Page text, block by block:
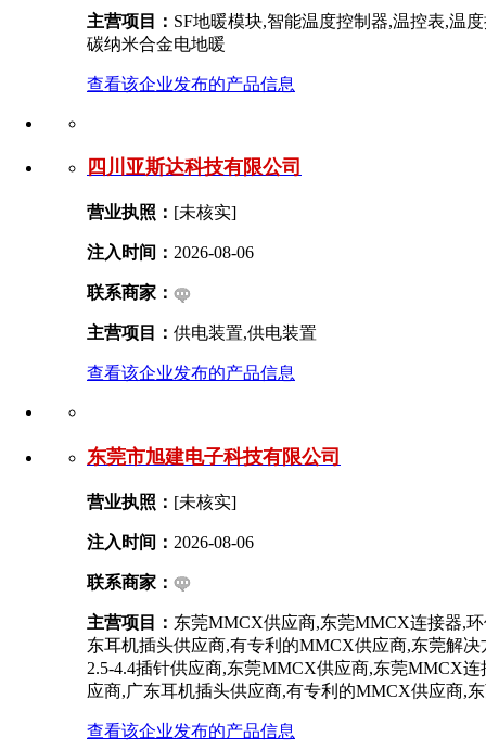
主营项目： SF地暖模块,智能温度控制器,温控表,温
碳纳米合金电地暖
查看该企业发布的产品信息
四川亚斯达科技有限公司
营业执照： [未核实]
注入时间： 2026-08-06
联系商家：
主营项目： 供电装置,供电装置
查看该企业发布的产品信息
东莞市旭建电子科技有限公司
营业执照： [未核实]
注入时间： 2026-08-06
联系商家：
主营项目： 东莞MMCX供应商,东莞MMCX连接器,
东耳机插头供应商,有专利的MMCX供应商,东莞解
2.5-4.4插针供应商,东莞MMCX供应商,东莞MMCX
应商,广东耳机插头供应商,有专利的MMCX供应商,
查看该企业发布的产品信息